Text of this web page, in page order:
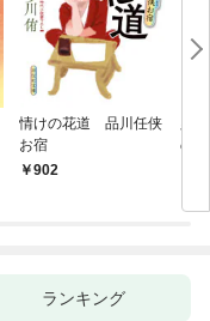
情けの花道 品川任侠
お宿
902
の
ランキング